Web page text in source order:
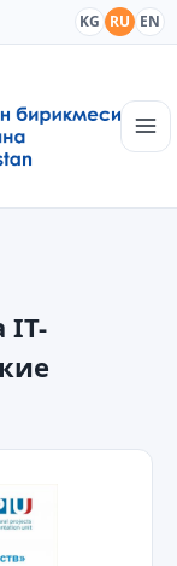
KG RU EN
IT-